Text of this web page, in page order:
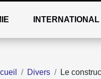
INTERNATIONAL
Divers Le